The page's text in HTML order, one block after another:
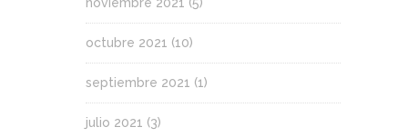
octubre 2021 (10)
septiembre 2021 (1)
julio 2021 (3)